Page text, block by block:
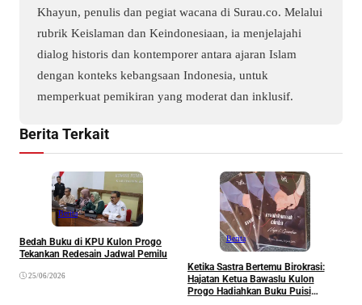
Khayun, penulis dan pegiat wacana di Surau.co. Melalui
rubrik Keislaman dan Keindonesiaan, ia menjelajahi
dialog historis dan kontemporer antara ajaran Islam
dengan konteks kebangsaan Indonesia, untuk
memperkuat pemikiran yang moderat dan inklusif.
Berita Terkait
Berita
Bedah Buku di KPU Kulon Progo
Tekankan Redesain Jadwal Pemilu
25/06/2026
Berita
Ketika Sastra Bertemu Birokrasi:
Hajatan Ketua Bawaslu Kulon
Progo Hadiahkan Buku Puisi